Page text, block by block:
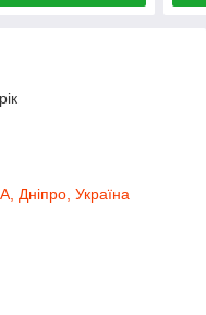
Дніпро, Україна